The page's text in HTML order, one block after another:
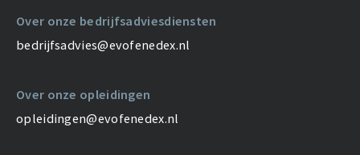
Over onze bedrijfsadviesdiensten
bedrijfsadvies@evofenedex.nl
Over onze opleidingen
opleidingen@evofenedex.nl